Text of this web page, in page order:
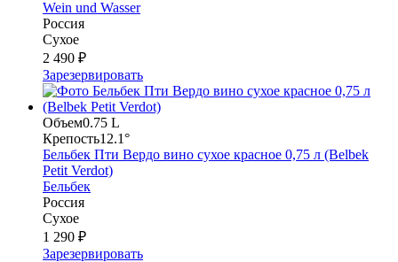
Wein und Wasser
Россия
Сухое
2 490 ₽
Зарезервировать
Объем0.75 L
Крепость12.1°
Бельбек Пти Вердо вино сухое красное 0,75 л (Belbek
Petit Verdot)
Бельбек
Россия
Сухое
1 290 ₽
Зарезервировать